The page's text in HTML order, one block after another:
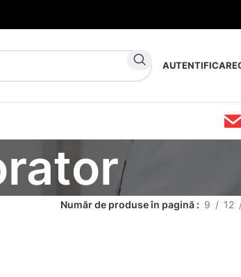
AUTENTIFICARE
Număr de produse în pagină 9 12